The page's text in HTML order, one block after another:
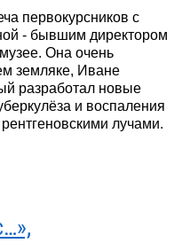
первокурсников с
- бывшим директором
Она очень
земляке, Иване
разработал новые
и воспаления
лучами.